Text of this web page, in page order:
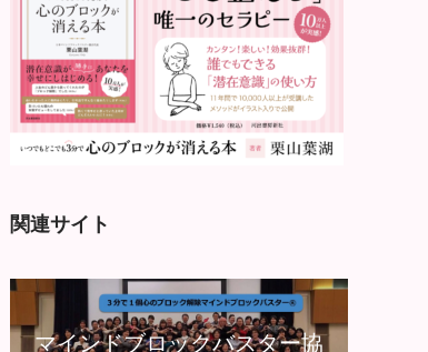
関連サイト
マインドブロックバスター協